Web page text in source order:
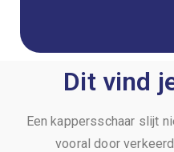
Dit vind
Een kappersschaar slijt
vooral door